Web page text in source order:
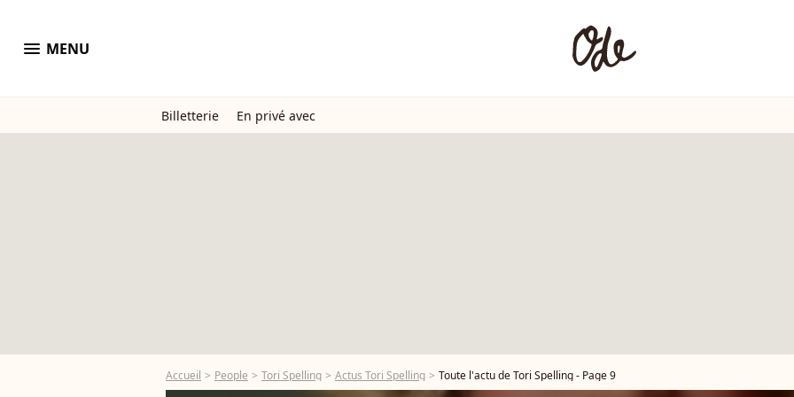
menu MENU
Billetterie En privé avec
Accueil People Tori Spelling Actus Tori Spelling Toute l'actu de Tori Spelling - Page 9